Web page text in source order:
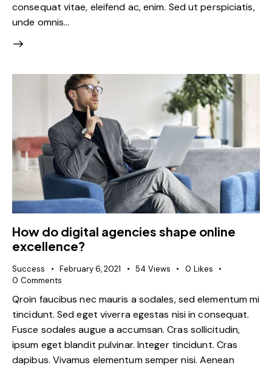
consequat vitae, eleifend ac, enim. Sed ut perspiciatis,
unde omnis…
How do digital agencies shape online
excellence?
Success February 6, 2021 54 Views 0 Likes
0 Comments
Qroin faucibus nec mauris a sodales, sed elementum mi
tincidunt. Sed eget viverra egestas nisi in consequat.
Fusce sodales augue a accumsan. Cras sollicitudin,
ipsum eget blandit pulvinar. Integer tincidunt. Cras
dapibus. Vivamus elementum semper nisi. Aenean